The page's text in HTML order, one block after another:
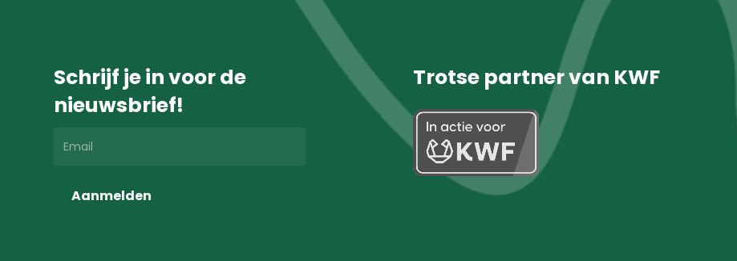
Schrijf je in voor de
nieuwsbrief!
Aanmelden
Trotse partner van KWF